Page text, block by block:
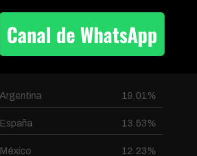
Argentina 19.01%
España 13.53%
México 12.23%
Canal de WhatsApp